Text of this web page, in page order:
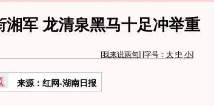
湘军 龙清泉黑马十足冲举重
[我来说两句] [字号： 大 中 小]
来源：红网-湖南日报